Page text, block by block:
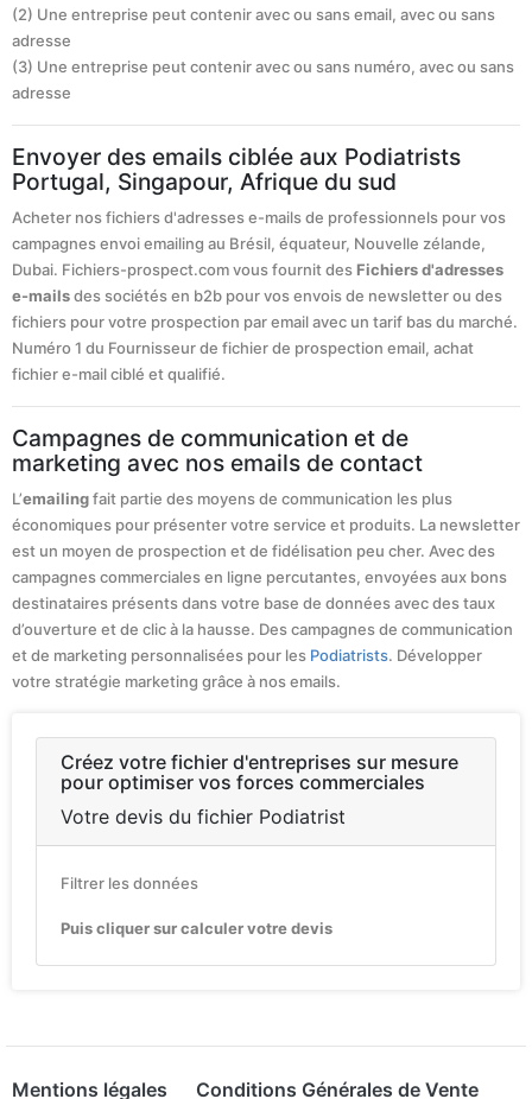
(2) Une entreprise peut contenir avec ou sans email, avec ou sans
adresse
(3) Une entreprise peut contenir avec ou sans numéro, avec ou sans
adresse
Envoyer des emails ciblée aux Podiatrists
Portugal, Singapour, Afrique du sud
Acheter nos fichiers d'adresses e-mails de professionnels pour vos
campagnes envoi emailing au Brésil, équateur, Nouvelle zélande,
Dubai. Fichiers-prospect.com vous fournit desFichiers d'adresses
e-mailsdes sociétés en b2b pour vos envois de newsletter ou des
fichiers pour votre prospection par email avec un tarif bas du marché.
Numéro 1 du Fournisseur de fichier de prospection email, achat
fichier e-mail ciblé et qualifié.
Campagnes de communication et de
marketing avec nos emails de contact
L’emailingfait partie des moyens de communication les plus
économiques pour présenter votre service et produits. La newsletter
est un moyen de prospection et de fidélisation peu cher. Avec des
campagnes commerciales en ligne percutantes, envoyées aux bons
destinataires présents dans votre base de données avec des taux
d’ouverture et de clic à la hausse. Des campagnes de communication
et de marketing personnalisées pour les Podiatrists. Développer
votre stratégie marketing grâce à nos emails.
Créez votre fichier d'entreprises sur mesure
pour optimiser vos forces commerciales
Votre devis du fichier Podiatrist
Filtrer les données
Puis cliquer sur calculer votre devis
Mentions légales Conditions Générales de Vente